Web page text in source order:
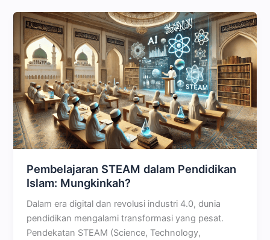
Pembelajaran STEAM dalam Pendidikan
Islam: Mungkinkah?
Dalam era digital dan revolusi industri 4.0, dunia
pendidikan mengalami transformasi yang pesat.
Pendekatan STEAM (Science, Technology,